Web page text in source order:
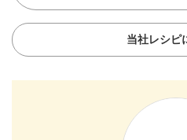
当社レシピ